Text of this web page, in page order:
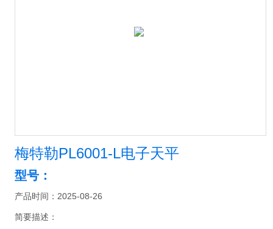
梅特勒PL6001-L电子天平
型号：
产品时间：2025-08-26
简要描述：